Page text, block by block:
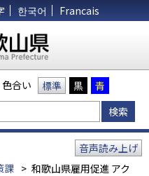
한국어 Francais
色合い 標準 黒 青
課 > 和歌山県雇用促進 アク
音声読み上げ